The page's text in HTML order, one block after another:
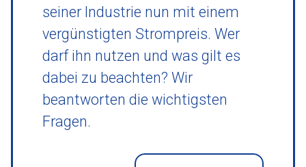
seiner Industrie nun mit einem
vergünstigten Strompreis. Wer
darf ihn nutzen und was gilt es
dabei zu beachten? Wir
beantworten die wichtigsten
Fragen.